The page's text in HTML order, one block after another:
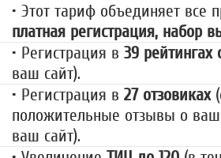
• Этот тариф объединяет
платная регистрация, набор
• Регистрация в 39 рейтингах
ваш сайт).
• Регистрация в 27 отзовиках
положительные отзывы о
ваш сайт).